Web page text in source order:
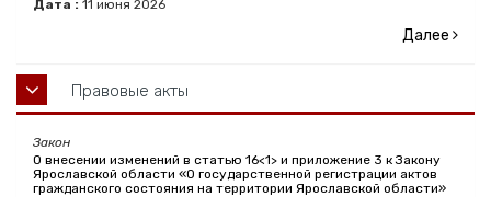
Дата : 11 июня 2026
Далее
Правовые акты
Закон
О внесении изменений в статью 16<1> и приложение 3 к Закону
Ярославской области «О государственной регистрации актов
гражданского состояния на территории Ярославской области»